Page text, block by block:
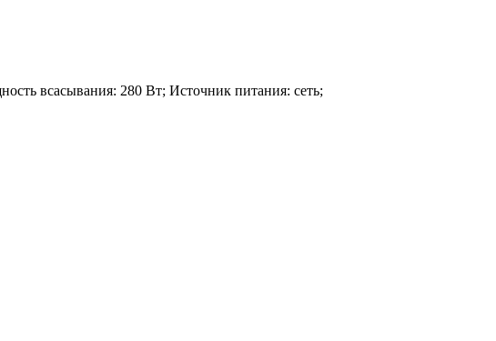
всасывания: 280 Вт; Источник питания: сеть;